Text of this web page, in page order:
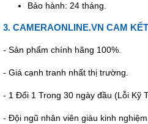
Bảo hành: 24 tháng.
3. CAMERAONLINE.VN CAM KẾT
- Sản phẩm chính hãng 100%.
- Giá cạnh tranh nhất thị trường.
- 1 Đổi 1 Trong 30 ngày đầu (Lỗi Kỹ
- Đội ngũ nhân viên giàu kinh